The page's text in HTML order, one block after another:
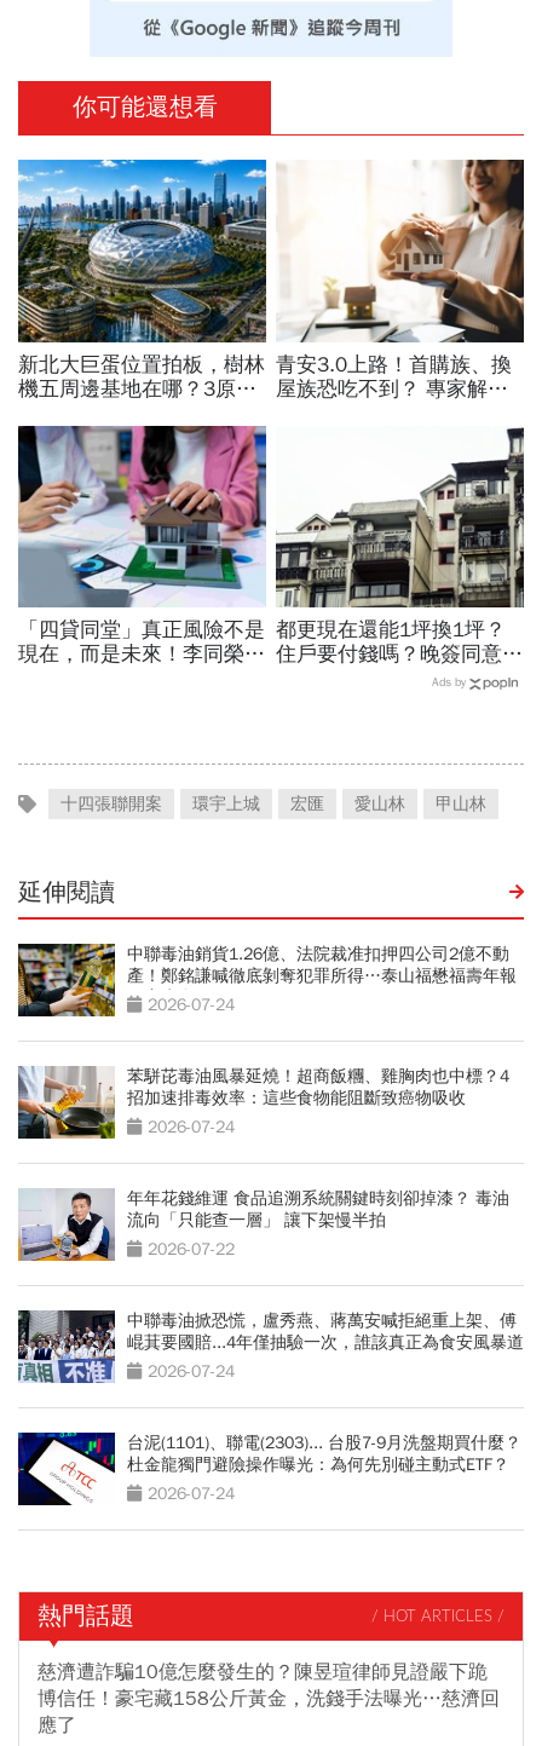
你可能還想看
新北大巨蛋位置拍板，樹林
機五周邊基地在哪？3原因
頭，未來有上漲空間？
青安3.0上路！首購族、換
屋族恐吃不到？ 專家解析
「四貸同堂」真正風險不是
現在，而是未來！李同榮示
都更現在還能1坪換1坪？
住戶要付錢嗎？晚簽同意書
分更多？租金補貼1個月多
Ads by
十四張聯開案 環宇上城 宏匯 愛山林 甲山林
延伸閱讀
中聯毒油銷貨1.26億、法院裁准扣押四公司2億不動
產！鄭銘謙喊徹底剝奪犯罪所得…泰山福懋福壽年報
一窺水多深
2026-07-24
苯駢芘毒油風暴延燒！超商飯糰、雞胸肉也中標？4
招加速排毒效率：這些食物能阻斷致癌物吸收
2026-07-24
年年花錢維運 食品追溯系統關鍵時刻卻掉漆？ 毒油
流向「只能查一層」 讓下架慢半拍
2026-07-22
中聯毒油掀恐慌，盧秀燕、蔣萬安喊拒絕重上架、傅
崐萁要國賠...4年僅抽驗一次，誰該真正為食安風暴道
歉 2026-07-24
台泥(1101)、聯電(2303)... 台股7-9月洗盤期買什麼？
杜金龍獨門避險操作曝光：為何先別碰主動式ETF？
2026-07-24
熱門話題 / HOT ARTICLES /
慈濟遭詐騙10億怎麼發生的？陳昱瑄律師見證嚴下跪
博信任！豪宅藏158公斤黃金，洗錢手法曝光…慈濟回
應了